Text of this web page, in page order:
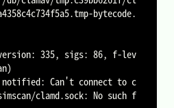
bytecode.
335, sigs: 86, f-lev
notified: Can't connect to c
clamd.sock: No such f